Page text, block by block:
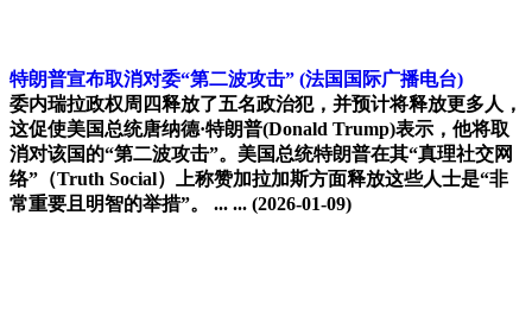
特朗普宣布取消对委“第二波攻击” (法国国际广播电台)
委内瑞拉政权周四释放了五名政治犯，并预计将释放更多人，
这促使美国总统唐纳德·特朗普(Donald Trump)表示，他将取
消对该国的“第二波攻击”。美国总统特朗普在其“真理社交网
络”（Truth Social）上称赞加拉加斯方面释放这些人士是“非
常重要且明智的举措”。 ... ... (2026-01-09)